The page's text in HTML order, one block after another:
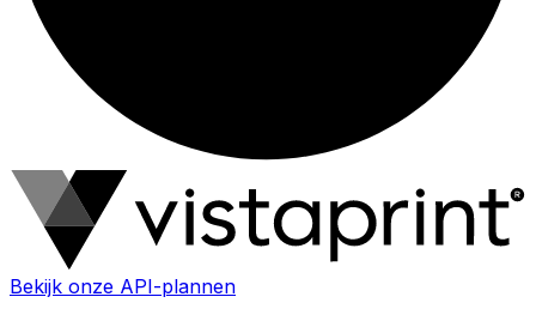
Bekijk onze API-plannen